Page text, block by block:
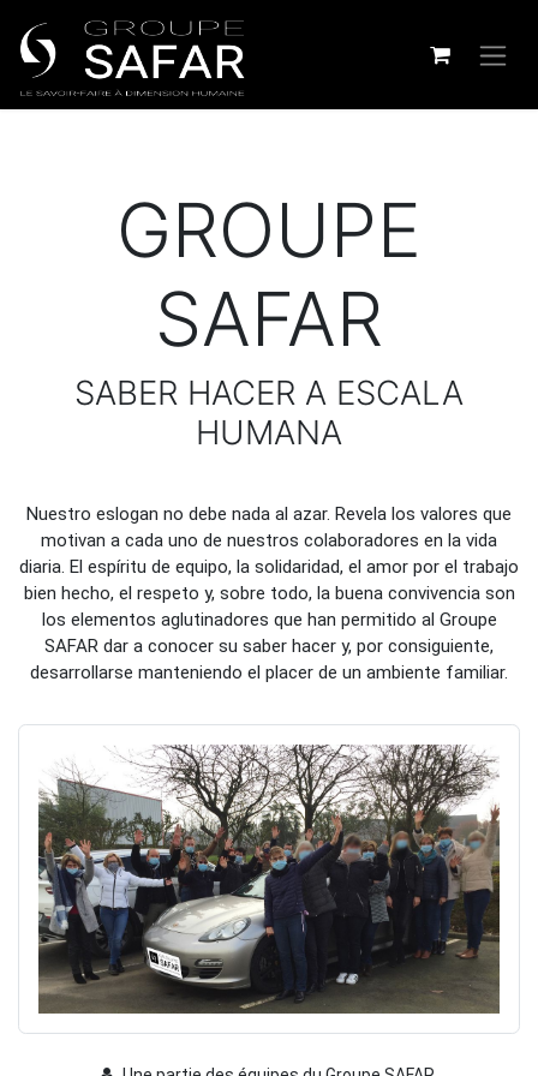
GROUPE
SAFAR
SABER HACER A ESCALA
HUMANA
Nuestro eslogan no debe nada al azar. Revela los valores que
motivan a cada uno de nuestros colaboradores en la vida
diaria. El espíritu de equipo, la solidaridad, el amor por el trabajo
bien hecho, el respeto y, sobre todo, la buena convivencia son
los elementos aglutinadores que han permitido al Groupe
SAFAR dar a conocer su saber hacer y, por consiguiente,
desarrollarse manteniendo el placer de un ambiente familiar.